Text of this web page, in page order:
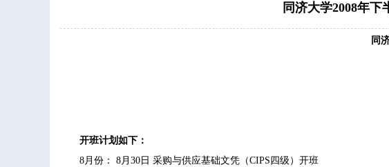
同济大学2008年
同
开班计划如下：
8月份： 8月30日 采购与供应基础文凭（CIPS四级）开班